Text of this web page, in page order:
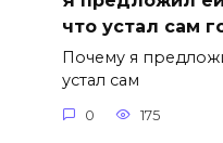
что устал сам
Почему я
устал сам
0 175